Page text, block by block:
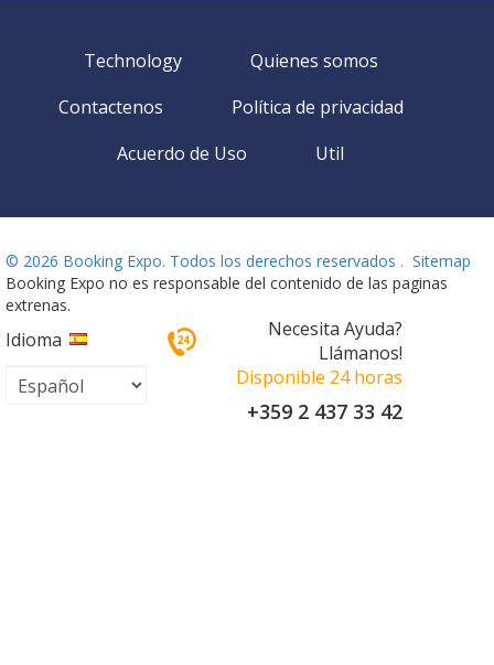
Technology
Quienes somos
Contactenos
Política de privacidad
Acuerdo de Uso
Util
© 2026 Booking Expo. Todos los derechos reservados . Sitemap
Booking Expo no es responsable del contenido de las paginas
extrenas.
Idioma
Necesita Ayuda?
Llámanos!
Disponible 24 horas
+359 2 437 33 42